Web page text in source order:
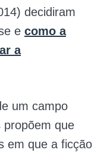
decidiram
e como a
a
um campo
propõem que
em que a ficção